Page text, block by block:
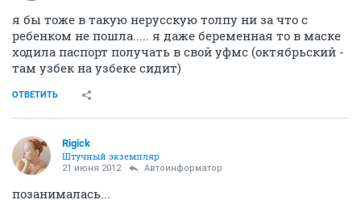
я бы тоже в такую нерусскую толпу ни за что с
ребенком не пошла..... я даже беременная то в маске
ходила паспорт получать в свой уфмс (октябрьский -
там узбек на узбеке сидит)
ОТВЕТИТЬ
Rigick
Штучный экземпляр
21 июня 2012 Автоинформатор
позанималась...